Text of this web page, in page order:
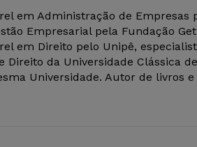
em Administração de Empresas
Empresarial pela Fundação
em Direito pelo Unipê,
Direito da Universidade Clássica
Universidade. Autor de livros e